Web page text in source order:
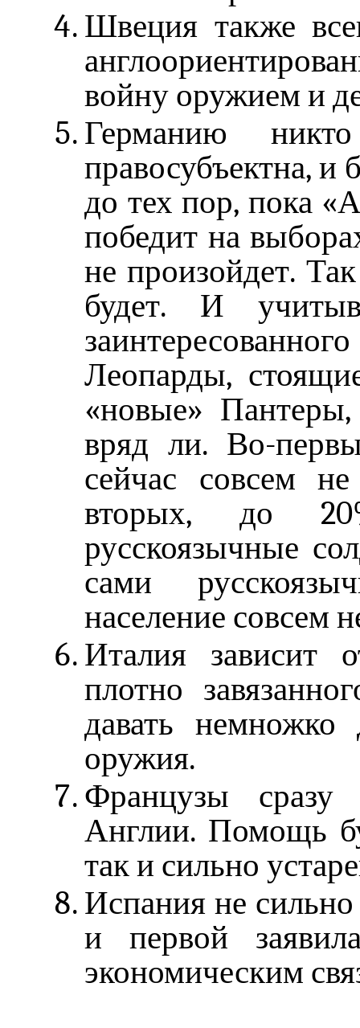
Швеция также
войну оружием и
Германию
правосубъектна, и
до тех пор, пока
победит на
не произойдет.
будет. И
Леопарды,
«новые»
вряд ли. Во-
сейчас совсем
вторых, до
русскоязычные
сами
население совсем
Италия зависит
плотно
давать
оружия.
Французы
Англии. Помощь
так и сильно
Испания не сильно
и первой
экономическим